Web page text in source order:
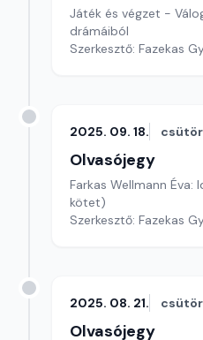
Játék és végzet -
drámáiból
Szerkesztő: Fazekas
2025. 09. 18.
Olvasójegy
Farkas Wellmann
kötet)
Szerkesztő: Fazekas
2025. 08. 21.
Olvasójegy